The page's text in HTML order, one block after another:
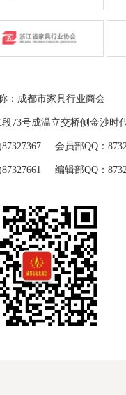
：成都市家具行业商会
73号成温立交桥侧金沙时
会员部QQ：
编辑部QQ：